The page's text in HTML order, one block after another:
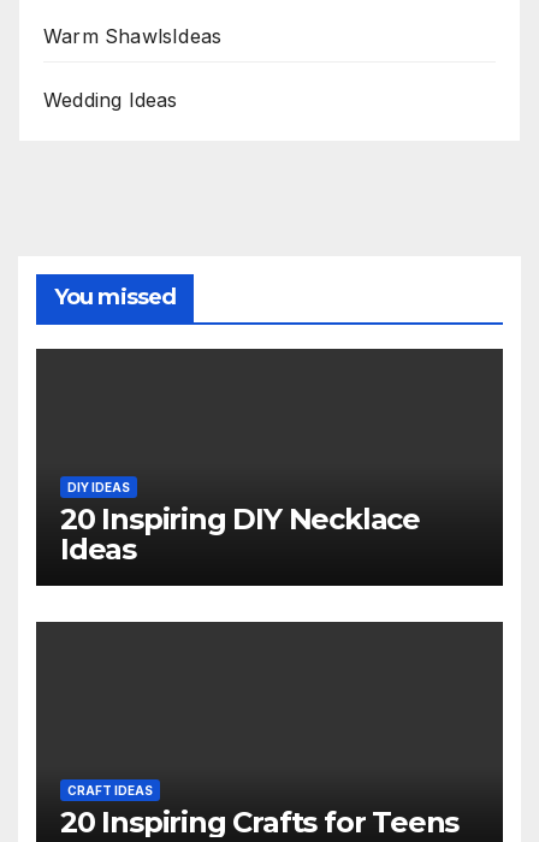
Warm ShawlsIdeas
Wedding Ideas
You missed
DIY IDEAS
20 Inspiring DIY Necklace
Ideas
CRAFT IDEAS
20 Inspiring Crafts for Teens